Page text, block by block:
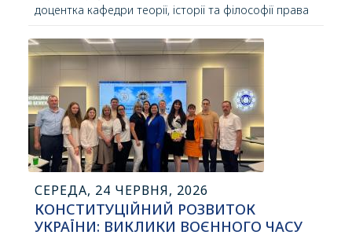
доцентка кафедри теорії, історії та філософії права
секторальну подію «Культурна спадщина в Україні:
рефлексії, перспективи».
СЕРЕДА, 24 ЧЕРВНЯ, 2026
КОНСТИТУЦІЙНИЙ РОЗВИТОК
УКРАЇНИ: ВИКЛИКИ ВОЄННОГО ЧАСУ